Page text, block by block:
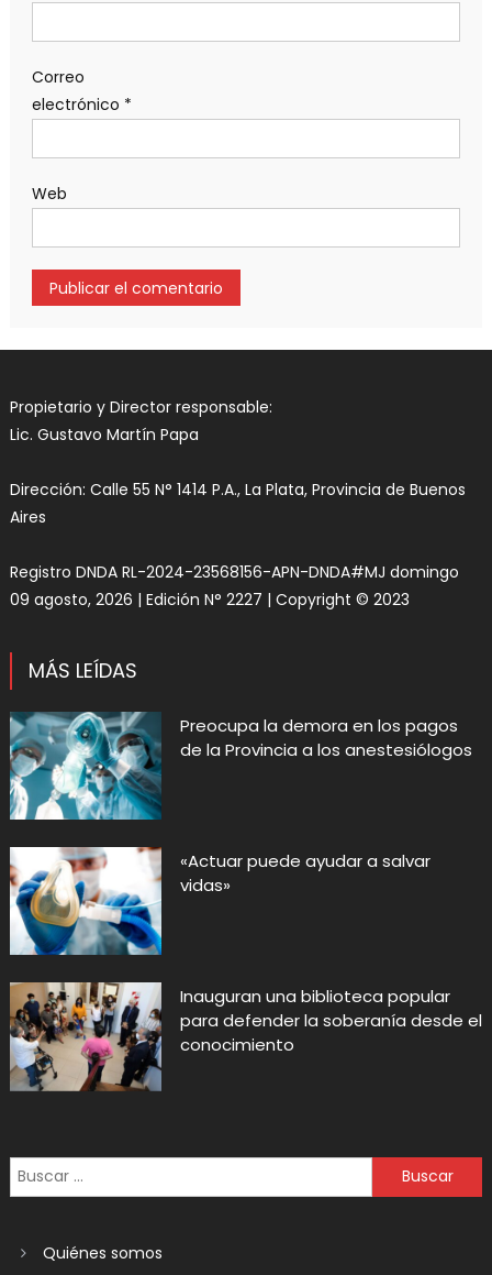
Correo
electrónico *
Web
Propietario y Director responsable:
Lic. Gustavo Martín Papa
Dirección: Calle 55 N° 1414 P.A., La Plata, Provincia de Buenos
Aires
Registro DNDA RL-2024-23568156-APN-DNDA#MJ domingo
09 agosto, 2026 | Edición N° 2227 | Copyright © 2023
MÁS LEÍDAS
Preocupa la demora en los pagos
de la Provincia a los anestesiólogos
«Actuar puede ayudar a salvar
vidas»
Inauguran una biblioteca popular
para defender la soberanía desde el
conocimiento
Quiénes somos